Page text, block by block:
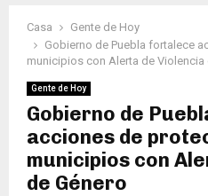
Casa
Gente de Hoy
Gobierno de Puebla fortalece
municipios con Alerta de Violencia
Gente de Hoy
Gobierno de
acciones de
municipios con
de Género